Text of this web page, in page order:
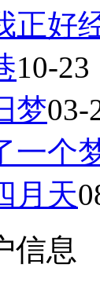
正好
10-23
梦03-
一个
月天
信息